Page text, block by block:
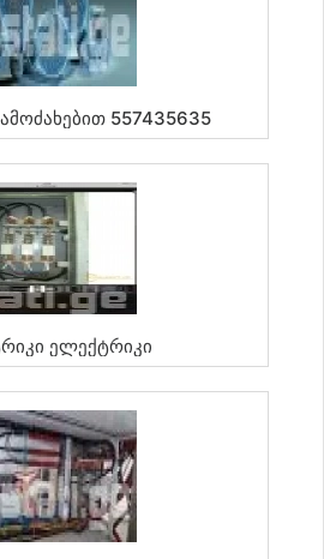
557435635
Ელექტრიკი